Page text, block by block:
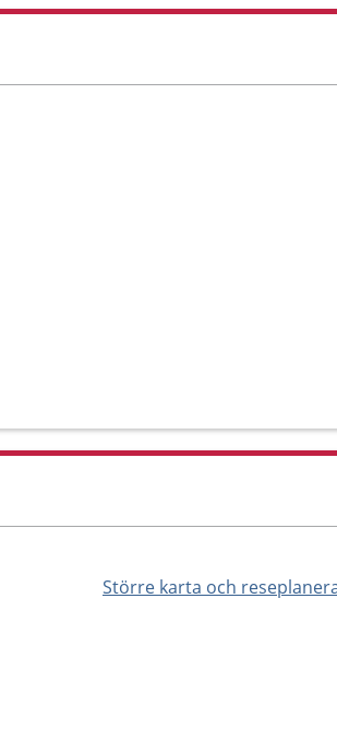
Större karta och